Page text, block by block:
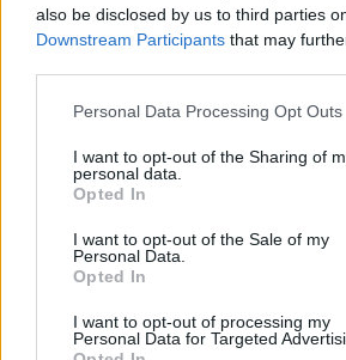
also be disclosed by us to third parties
Downstream Participants that may
Personal Data Processing Opt Outs
I want to opt-out of the Sharing of
personal data.
Opted In
I want to opt-out of the Sale of my
Personal Data.
Opted In
I want to opt-out of processing my
Personal Data for Targeted
Η νέα
ψηφιακή υγεία
της στο
τις 28 Οκτωβρίου
29/07/26|12:23
Έως την